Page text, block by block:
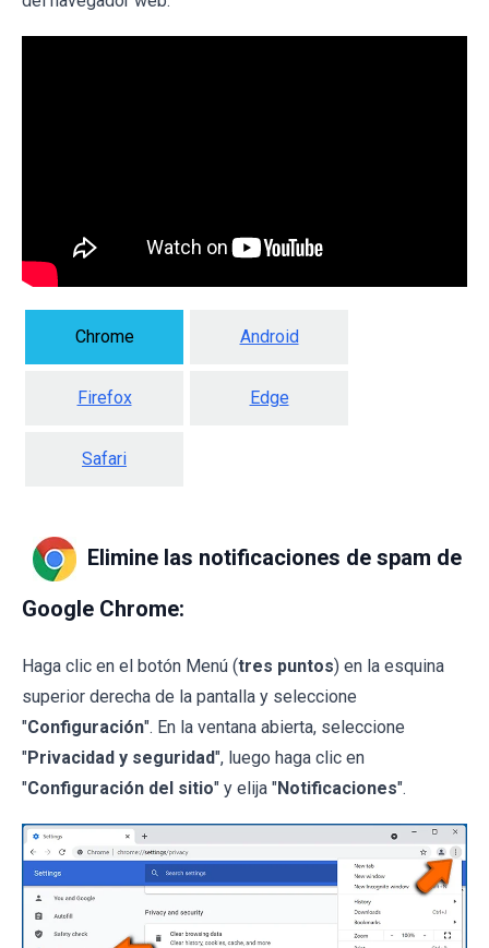
Chrome Android
Firefox Edge
Safari
Elimine las notificaciones de spam de
Google Chrome:
Haga clic en el botón Menú (tres puntos) en la esquina
superior derecha de la pantalla y seleccione
"Configuración". En la ventana abierta, seleccione
"Privacidad y seguridad", luego haga clic en
"Configuración del sitio" y elija "Notificaciones".